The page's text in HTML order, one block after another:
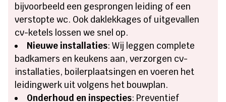
bijvoorbeeld een gesprongen leiding of een
verstopte wc. Ook daklekkages of uitgevallen
cv-ketels lossen we snel op.
Nieuwe installaties: Wij leggen complete
badkamers en keukens aan, verzorgen cv-
installaties, boilerplaatsingen en voeren het
leidingwerk uit volgens het bouwplan.
Onderhoud en inspecties: Preventief